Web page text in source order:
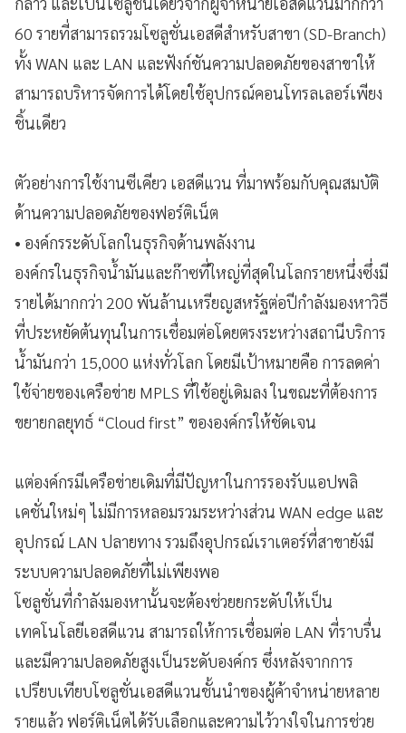
60 รายที่สามารถรวมโซลูชั่นเอสดีสำหรับสาขา (SD-Branch)
ทั้ง WAN และ LAN และฟังก์ชันความปลอดภัยของสาขาให้
สามารถบริหารจัดการได้โดยใช้อุปกรณ์คอนโทรลเลอร์เพียง
ชิ้นเดียว
ตัวอย่างการใช้งานซีเคียว เอสดีแวน ที่มาพร้อมกับคุณสมบัติ
ด้านความปลอดภัยของฟอร์ติเน็ต
• องค์กรระดับโลกในธุรกิจด้านพลังงาน
องค์กรในธุรกิจน้ำมันและก๊าซที่ใหญ่ที่สุดในโลกรายหนึ่งซึ่งมี
รายได้มากกว่า 200 พันล้านเหรียญสหรัฐต่อปีกำลังมองหาวิธี
ที่ประหยัดต้นทุนในการเชื่อมต่อโดยตรงระหว่างสถานีบริการ
น้ำมันกว่า 15,000 แห่งทั่วโลก โดยมีเป้าหมายคือ การลดค่า
ใช้จ่ายของเครือข่าย MPLS ที่ใช้อยู่เดิมลง ในขณะที่ต้องการ
ขยายกลยุทธ์ “Cloud first” ขององค์กรให้ชัดเจน
แต่องค์กรมีเครือข่ายเดิมที่มีปัญหาในการรองรับแอปพลิ
เคชั่นใหม่ๆ ไม่มีการหลอมรวมระหว่างส่วน WAN edge และ
อุปกรณ์ LAN ปลายทาง รวมถึงอุปกรณ์เราเตอร์ที่สาขายังมี
ระบบความปลอดภัยที่ไม่เพียงพอ
โซลูชั่นที่กำลังมองหานั้นจะต้องช่วยยกระดับให้เป็น
เทคโนโลยีเอสดีแวน สามารถให้การเชื่อมต่อ LAN ที่ราบรื่น
และมีความปลอดภัยสูงเป็นระดับองค์กร ซึ่งหลังจากการ
เปรียบเทียบโซลูชั่นเอสดีแวนชั้นนำของผู้ค้าจำหน่ายหลาย
รายแล้ว ฟอร์ติเน็ตได้รับเลือกและความไว้วางใจในการช่วย